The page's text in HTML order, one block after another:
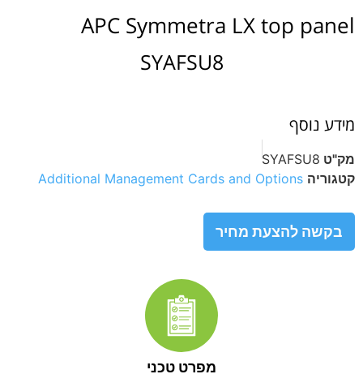
APC Symmetra LX top panel
SYAFSU8
מידע נוסף
מק"ט SYAFSU8
קטגוריה Additional Management Cards and Options
בקשה להצעת מחיר
מפרט טכני